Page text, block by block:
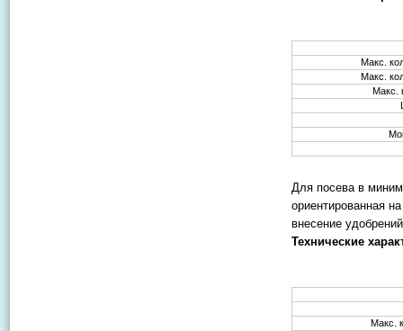
Макс.
Макс.
Макс.
Для посева в
ориентированная
внесение
Технические
Макс.